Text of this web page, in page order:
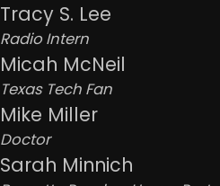
Tracy S. Lee
Radio Intern
Micah McNeil
Texas Tech Fan
Mike Miller
Doctor
Sarah Minnich